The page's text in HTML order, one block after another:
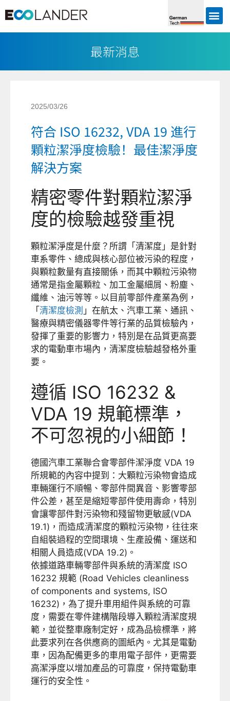
最新消息
2025/03/26
符合 ISO 16232, VDA 19 進行
顆粒潔淨度檢驗！最佳潔淨度
解決方案
精密零件對顆粒潔淨
度的檢驗越發重視
顆粒潔淨度是什麼？所謂「清潔度」是針對
車系零件、總成與核心部位被污染的程度，
與顆粒數量有直接關係，而其中顆粒污染物
通常是指金屬顆粒、加工金屬細屑、粉塵、
纖維、油污等等。以目前零部件產業為例，
「清潔度檢測 」在航太、汽車工業、通訊、
醫療與精密儀器零件等行業的品質檢驗內，
發揮了重要的影響力，特別是在品質更高要
求的電動車市場內，清潔度檢驗越發格外重
要。
遵循 ISO 16232 &
VDA 19 規範標準，
不可忽視的小細節！
德國汽車工業聯合會零部件潔淨度 VDA 19
所規範的內容中提到：大顆粒污染物會造成
車輛運行不順暢、零部件間異音、影響零部
件公差，甚至是縮短零部件使用壽命，特別
會讓零部件對污染物和殘留物更敏感(VDA
19.1)，而造成清潔度的顆粒污染物，往往來
自組裝過程的空間環境、生產設備、運送和
相關人員造成(VDA 19.2)。
依據道路車輛零部件與系統的清潔度 ISO
16232 規範 (Road Vehicles cleanliness
of components and systems, ISO
16232)，為了提升車用組件與系統的可靠
度，需要在零件建構階段導入顆粒清潔度規
範，並從整車廠制定好，成為品檢標準，將
此要求列在各供應商的圖紙內。尤其是電動
車，因為配備更多的車用電子部件，更需要
高潔淨度以增加產品的可靠度，保持電動車
運行的安全性。